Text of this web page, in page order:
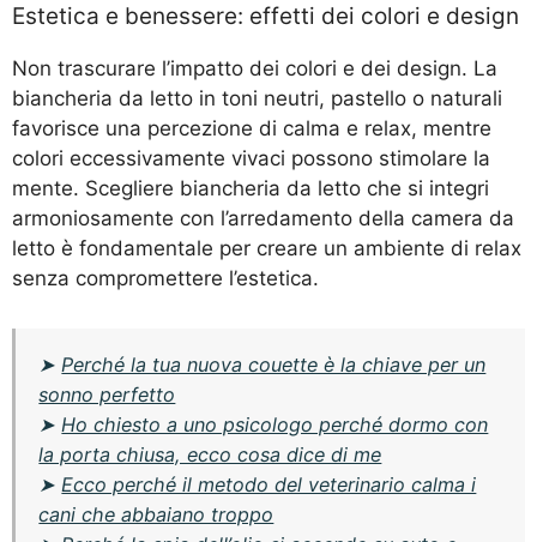
Estetica e benessere: effetti dei colori e design
Non trascurare l’impatto dei colori e dei design. La
biancheria da letto in toni neutri, pastello o naturali
favorisce una percezione di calma e relax, mentre
colori eccessivamente vivaci possono stimolare la
mente. Scegliere biancheria da letto che si integri
armoniosamente con l’arredamento della camera da
letto è fondamentale per creare un ambiente di relax
senza compromettere l’estetica.
➤ Perché la tua nuova couette è la chiave per un
sonno perfetto
➤ Ho chiesto a uno psicologo perché dormo con
la porta chiusa, ecco cosa dice di me
➤ Ecco perché il metodo del veterinario calma i
cani che abbaiano troppo